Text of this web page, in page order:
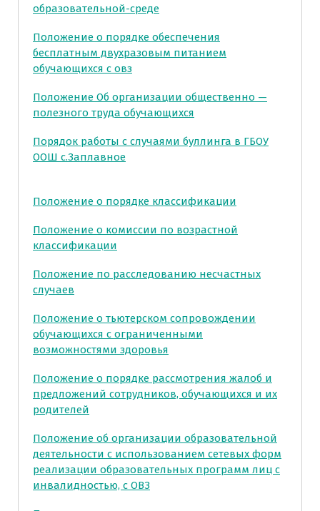
образовательной-среде
Положение о порядке обеспечения
бесплатным двухразовым питанием
обучающихся с овз
Положение Об организации общественно —
полезного труда обучающихся
Порядок работы с случаями буллинга в ГБОУ
ООШ с.Заплавное
Положение о порядке классификации
Положение о комиссии по возрастной
классификации
Положение по расследованию несчастных
случаев
Положение о тьютерском сопровождении
обучающихся с ограниченными
возможностями здоровья
Положение о порядке рассмотрения жалоб и
предложений сотрудников, обучающихся и их
родителей
Положение об организации образовательной
деятельности с использованием сетевых форм
реализации образовательных программ лиц с
инвалидностью, с ОВЗ